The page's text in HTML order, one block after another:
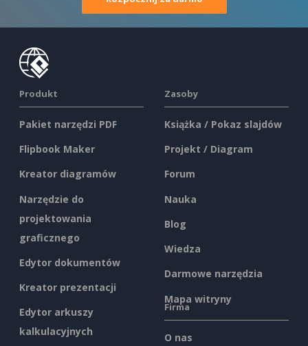
Produkt
Pakiet narzędzi PDF
Flipbook Maker
Kreator diagramów
Narzędzie do
projektowania
graficznego
Edytor dokumentów
Kreator prezentacji
Edytor arkuszy
kalkulacyjnych
Zasoby
Książka / Pokaz slajdów
Projekt / Diagram
Forum
Nauka
Blog
Wiedza
Darmowe narzędzia
Mapa witryny
Firma
O nas